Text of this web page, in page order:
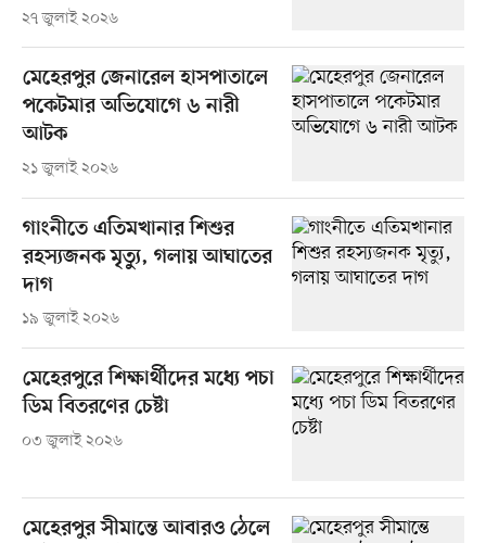
২৭ জুলাই ২০২৬
মেহেরপুর জেনারেল হাসপাতালে
পকেটমার অভিযোগে ৬ নারী
আটক
২১ জুলাই ২০২৬
গাংনীতে এতিমখানার শিশুর
রহস্যজনক মৃত্যু, গলায় আঘাতের
দাগ
১৯ জুলাই ২০২৬
মেহেরপুরে শিক্ষার্থীদের মধ্যে পচা
ডিম বিতরণের চেষ্টা
০৩ জুলাই ২০২৬
মেহেরপুর সীমান্তে আবারও ঠেলে